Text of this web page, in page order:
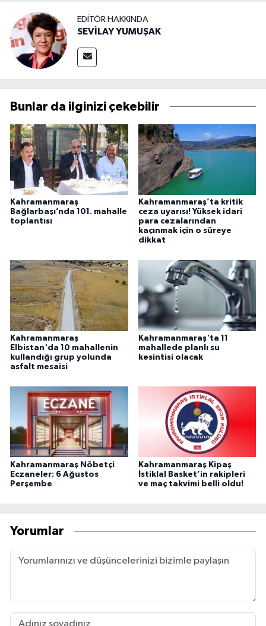
EDITÖR HAKKINDA
SEVİLAY YUMUŞAK
Bunlar da ilginizi çekebilir
Kahramanmaraş
Bağlarbaşı’nda 101. mahalle
toplantısı
Kahramanmaraş’ta kritik
ceza uyarısı! Yüksek idari
para cezalarından
kaçınmak için o süreye
dikkat
Kahramanmaraş
Elbistan'da 10 mahallenin
kullandığı grup yolunda
asfalt mesaisi
Kahramanmaraş'ta 11
mahallede planlı su
kesintisi olacak
Kahramanmaraş Nöbetçi
Eczaneler: 6 Ağustos
Perşembe
Kahramanmaraş Kipaş
İstiklal Basket’in rakipleri
ve maç takvimi belli oldu!
Yorumlar